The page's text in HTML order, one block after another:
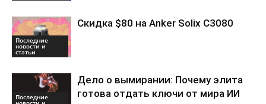
Последние
новости и
статьи
Скидка $80 на Anker Solix C3080
Последние
Дело о вымирании: Почему элита
готова отдать ключи от мира ИИ